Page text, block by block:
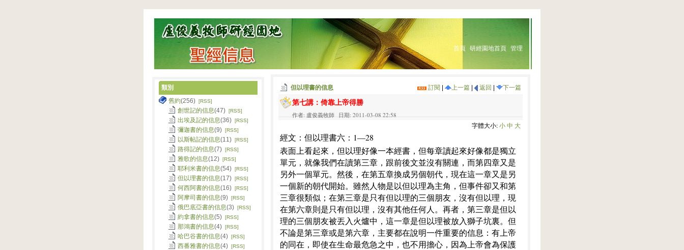
首頁 研經園地首頁 管理
訂閱 上一篇 返回 下一篇
但以理書的信息
第七講：倚靠上帝得勝
作者: 盧俊義牧師 日期: 2011-03-08 22:58
字體大小:小中 大
經文：但以理書六：1—28
表面上看起來，但以理好像一本經書，但每章讀起來好像都是獨立
單元，就像我們在讀第三章，跟前後文並沒有關連，而第四章又是
另外一個單元。然後，在第五章換成另個朝代，現在這一章又是另
一個新的朝代開始。雖然人物是以但以理為主角，但事件卻又和第
三章很類似；在第三章是只有但以理的三個朋友，沒有但以理，現
在第六章則是只有但以理，沒有其他任何人。再者，第三章是但以
理的三個朋友被丟入火爐中，這一章是但以理被放入獅子坑裏。但
不論是第三章或是第六章，主要都在說明一件重要的信息：有上帝
的同在，即使在生命最危急之中，也不用擔心，因為上帝會為保護
類別
舊約(256) [RSS]
創世記的信息(47) [RSS]
出埃及記的信息(36) [RSS]
彌迦書的信息(9) [RSS]
以斯帖記的信息(11) [RSS]
路得記的信息(7) [RSS]
雅歌的信息(12) [RSS]
耶利米書的信息(54) [RSS]
但以理書的信息(17) [RSS]
何西阿書的信息(16) [RSS]
阿摩司書的信息(9) [RSS]
俄巴底亞書的信息(3) [RSS]
約拿書的信息(5) [RSS]
那鴻書的信息(4) [RSS]
哈巴谷書的信息(4) [RSS]
西番雅書的信息(4) [RSS]